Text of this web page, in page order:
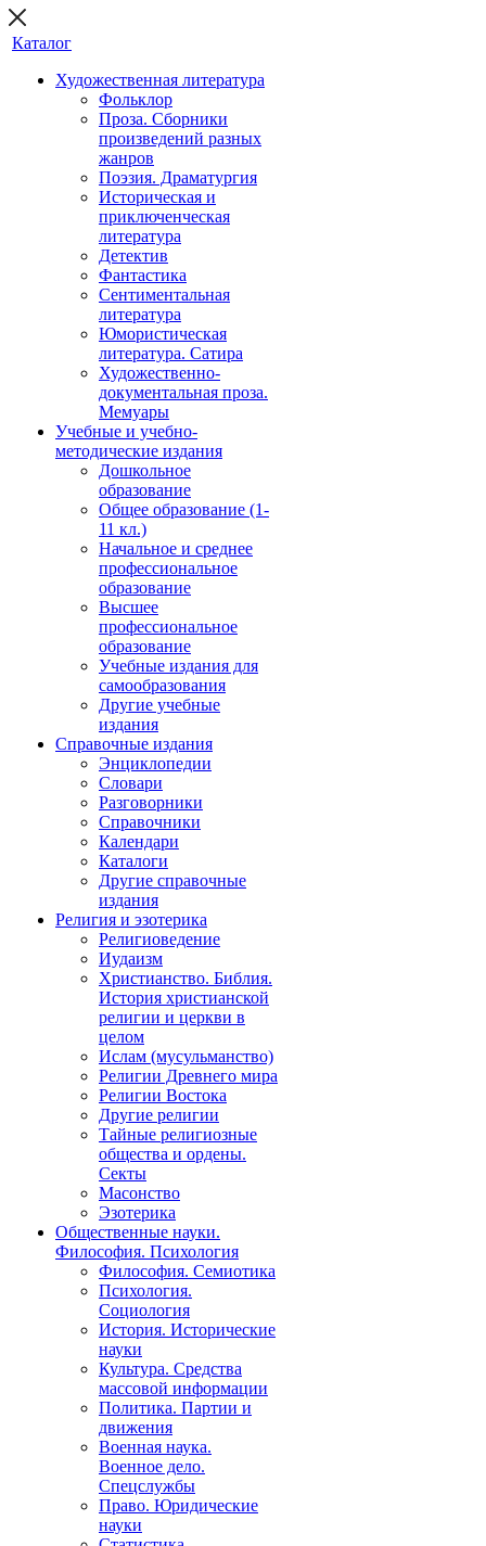
Каталог
Художественная литература
Фольклор
Проза. Сборники
произведений разных
жанров
Поэзия. Драматургия
Историческая и
приключенческая
литература
Детектив
Фантастика
Сентиментальная
литература
Юмористическая
литература. Сатира
Художественно-
документальная проза.
Мемуары
Учебные и учебно-
методические издания
Дошкольное
образование
Общее образование (1-
11 кл.)
Начальное и среднее
профессиональное
образование
Высшее
профессиональное
образование
Учебные издания для
самообразования
Другие учебные
издания
Справочные издания
Энциклопедии
Словари
Разговорники
Справочники
Календари
Каталоги
Другие справочные
издания
Религия и эзотерика
Религиоведение
Иудаизм
Христианство. Библия.
История христианской
религии и церкви в
целом
Ислам (мусульманство)
Религии Древнего мира
Религии Востока
Другие религии
Тайные религиозные
общества и ордены.
Секты
Масонство
Эзотерика
Общественные науки.
Философия. Психология
Философия. Семиотика
Психология.
Социология
История. Исторические
науки
Культура. Средства
массовой информации
Политика. Партии и
движения
Военная наука.
Военное дело.
Спецслужбы
Право. Юридические
науки